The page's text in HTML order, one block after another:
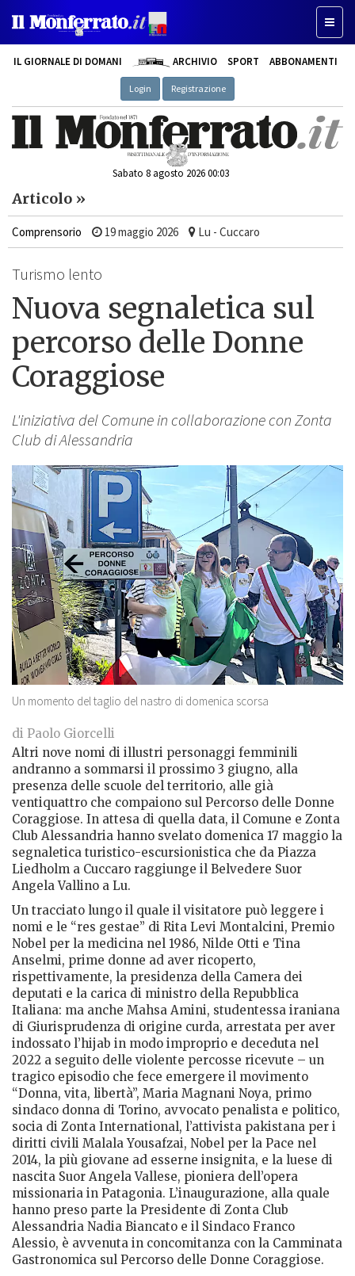
IL GIORNALE DI DOMANI ARCHIVIO SPORT ABBONAMENTI
Login Registrazione
Sabato 8 agosto 2026 00:03
Articolo »
Comprensorio 19 maggio 2026 Lu - Cuccaro
Turismo lento
Nuova segnaletica sul
percorso delle Donne
Coraggiose
L'iniziativa del Comune in collaborazione con Zonta
Club di Alessandria
Un momento del taglio del nastro di domenica scorsa
di Paolo Giorcelli
Altri nove nomi di illustri personaggi femminili
andranno a sommarsi il prossimo 3 giugno, alla
presenza delle scuole del territorio, alle già
ventiquattro che compaiono sul Percorso delle Donne
Coraggiose. In attesa di quella data, il Comune e Zonta
Club Alessandria hanno svelato domenica 17 maggio la
segnaletica turistico-escursionistica che da Piazza
Liedholm a Cuccaro raggiunge il Belvedere Suor
Angela Vallino a Lu.
Un tracciato lungo il quale il visitatore può leggere i
nomi e le “res gestae” di Rita Levi Montalcini, Premio
Nobel per la medicina nel 1986, Nilde Otti e Tina
Anselmi, prime donne ad aver ricoperto,
rispettivamente, la presidenza della Camera dei
deputati e la carica di ministro della Repubblica
Italiana: ma anche Mahsa Amini, studentessa iraniana
di Giurisprudenza di origine curda, arrestata per aver
indossato l’hijab in modo improprio e deceduta nel
2022 a seguito delle violente percosse ricevute – un
tragico episodio che fece emergere il movimento
“Donna, vita, libertà”, Maria Magnani Noya, primo
sindaco donna di Torino, avvocato penalista e politico,
socia di Zonta International, l’attivista pakistana per i
diritti civili Malala Yousafzai, Nobel per la Pace nel
2014, la più giovane ad esserne insignita, e la luese di
nascita Suor Angela Vallese, pioniera dell’opera
missionaria in Patagonia. L’inaugurazione, alla quale
hanno preso parte la Presidente di Zonta Club
Alessandria Nadia Biancato e il Sindaco Franco
Alessio, è avvenuta in concomitanza con la Camminata
Gastronomica sul Percorso delle Donne Coraggiose.